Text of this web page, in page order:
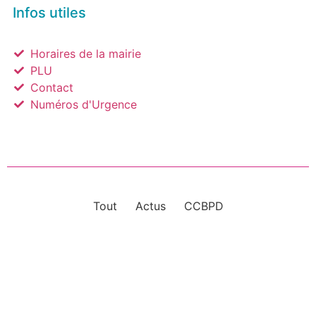
Infos utiles
Horaires de la mairie
PLU
Contact
Numéros d'Urgence
Tout Actus CCBPD